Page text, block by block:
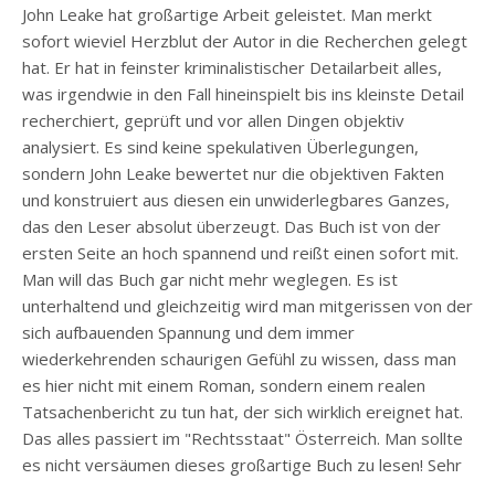
John Leake hat großartige Arbeit geleistet. Man merkt
sofort wieviel Herzblut der Autor in die Recherchen gelegt
hat. Er hat in feinster kriminalistischer Detailarbeit alles,
was irgendwie in den Fall hineinspielt bis ins kleinste Detail
recherchiert, geprüft und vor allen Dingen objektiv
analysiert. Es sind keine spekulativen Überlegungen,
sondern John Leake bewertet nur die objektiven Fakten
und konstruiert aus diesen ein unwiderlegbares Ganzes,
das den Leser absolut überzeugt. Das Buch ist von der
ersten Seite an hoch spannend und reißt einen sofort mit.
Man will das Buch gar nicht mehr weglegen. Es ist
unterhaltend und gleichzeitig wird man mitgerissen von der
sich aufbauenden Spannung und dem immer
wiederkehrenden schaurigen Gefühl zu wissen, dass man
es hier nicht mit einem Roman, sondern einem realen
Tatsachenbericht zu tun hat, der sich wirklich ereignet hat.
Das alles passiert im "Rechtsstaat" Österreich. Man sollte
es nicht versäumen dieses großartige Buch zu lesen! Sehr